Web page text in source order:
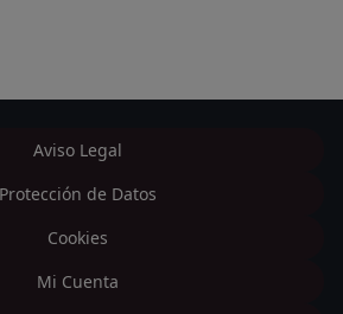
Aviso Legal
Protección de Datos
Cookies
Mi Cuenta